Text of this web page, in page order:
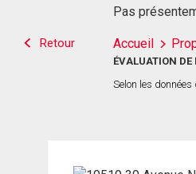
Retour
Pas
Accueil
ÉVALUATION DE
Selon les données